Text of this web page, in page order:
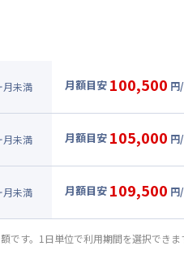
月未満 月額目安 100,500 円
63,000円/月
光熱費他 : 0円/月 (0
清掃料他 : 35,000円/
その他費用 :
管理費: 37,500円/
月未満 月額目安 105,000 円
67,500円/月
光熱費他 : 0円/月 (0
清掃料他 : 25,000円/
月未満 月額目安 109,500 円
月額賃料目安(30日利
す。1日単位で利用期間を選択でき